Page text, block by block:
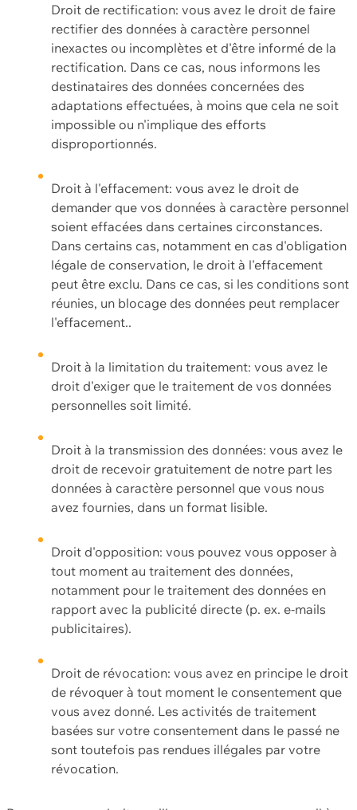
Droit de rectification: vous avez le droit de faire
rectifier des données à caractère personnel
inexactes ou incomplètes et d'être informé de la
rectification. Dans ce cas, nous informons les
destinataires des données concernées des
adaptations effectuées, à moins que cela ne soit
impossible ou n'implique des efforts
disproportionnés.
Droit à l'effacement: vous avez le droit de
demander que vos données à caractère personnel
soient effacées dans certaines circonstances.
Dans certains cas, notamment en cas d'obligation
légale de conservation, le droit à l'effacement
peut être exclu. Dans ce cas, si les conditions sont
réunies, un blocage des données peut remplacer
l'effacement..
Droit à la limitation du traitement: vous avez le
droit d'exiger que le traitement de vos données
personnelles soit limité.
Droit à la transmission des données: vous avez le
droit de recevoir gratuitement de notre part les
données à caractère personnel que vous nous
avez fournies, dans un format lisible.
Droit d'opposition: vous pouvez vous opposer à
tout moment au traitement des données,
notamment pour le traitement des données en
rapport avec la publicité directe (p. ex. e-mails
publicitaires).
Droit de révocation: vous avez en principe le droit
de révoquer à tout moment le consentement que
vous avez donné. Les activités de traitement
basées sur votre consentement dans le passé ne
sont toutefois pas rendues illégales par votre
révocation.